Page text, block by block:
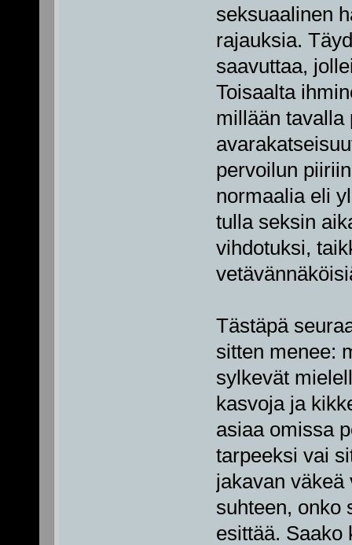
seksuaalinen
rajauksia.
saavuttaa,
Toisaalta
millään tavalla
pervoilun
normaalia eli
tulla seksin
vihdotuksi,
Tästäpä
sitten menee:
sylkevät
kasvoja ja
asiaa omissa
tarpeeksi vai
jakavan
suhteen, onko
esittää. Saako